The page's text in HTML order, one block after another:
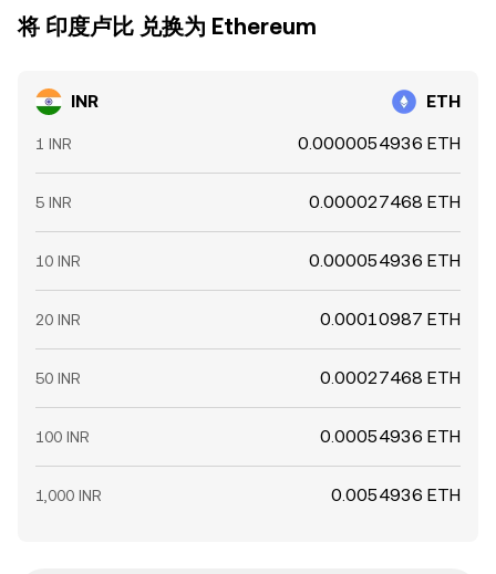
将 印度卢比 兑换为 Ethereum
INR ETH
1 INR 0.0000054936 ETH
5 INR 0.000027468 ETH
10 INR 0.000054936 ETH
20 INR 0.00010987 ETH
50 INR 0.00027468 ETH
100 INR 0.00054936 ETH
1,000 INR 0.0054936 ETH